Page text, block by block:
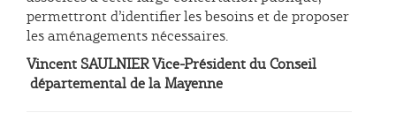
permettront d’identifier les besoins et de proposer
les aménagements nécessaires.
Vincent SAULNIER Vice-Président du Conseil
départemental de la Mayenne